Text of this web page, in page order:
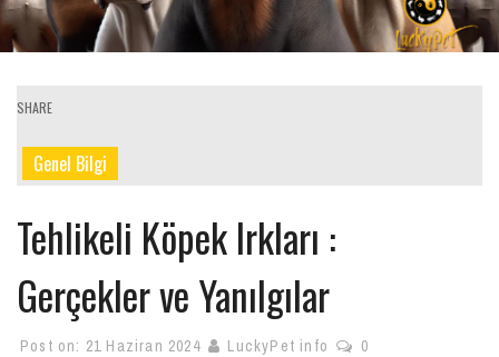
SHARE
Genel Bilgi
Tehlikeli Köpek Irkları :
Gerçekler ve Yanılgılar
Post on: 21 Haziran 2024 LuckyPet info 0